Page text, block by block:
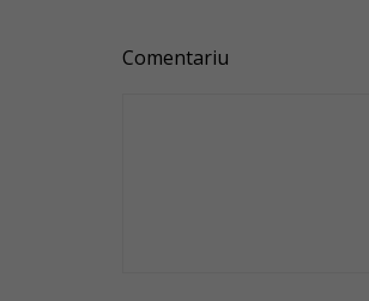
Comentariu